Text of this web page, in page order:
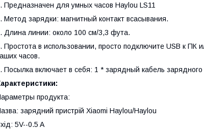
Предназначен для умных часов Haylou LS11
Метод зарядки: магнитный контакт всасывания.
Длина линии: около 100 см/3,3 фута.
Простота в использовании, просто подключите USB к ПК
часов.
Посылка включает в себя: 1 * зарядный кабель зарядного
продукта:
зарядний пристрій Xiaomi Haylou/Haylou
5V--0.5 A